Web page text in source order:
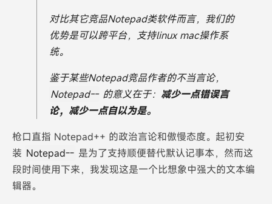
对比其它竞品Notepad类软件而言，我们的
优势是可以跨平台，支持linux mac操作系
统。
鉴于某些Notepad竞品作者的不当言论，
Notepad-- 的意义在于： 减少一点错误言
论，减少一点自以为是。
枪口直指 Notepad++ 的政治言论和傲慢态度。起初安
装 Notepad-- 是为了支持顺便替代默认记事本，然而这
段时间使用下来，我发现这是一个比想象中强大的文本编
辑器。